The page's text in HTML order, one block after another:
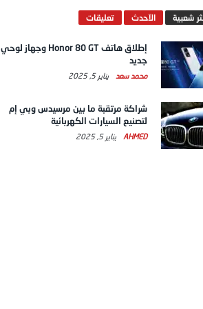
شعبية الآحدث تعليقات
إطلاق هاتف Honor 80 GT وجهاز لوحي
جديد
محمد سعد يناير 5, 2025
شراكة مرتقبة ما بين مرسيدس وبي إم
لتصنيع السيارات الكهربائية
AHMED يناير 5, 2025